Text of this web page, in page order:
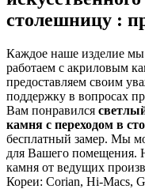
столешницу :
Каждое наше изделие мы
работаем с акриловым
предоставляем своим
поддержку в вопросах
Вам понравился
камня с переходом в
бесплатный замер. Мы
для Вашего помещения.
камня от ведущих
Кореи: Corian, Hi-Macs,